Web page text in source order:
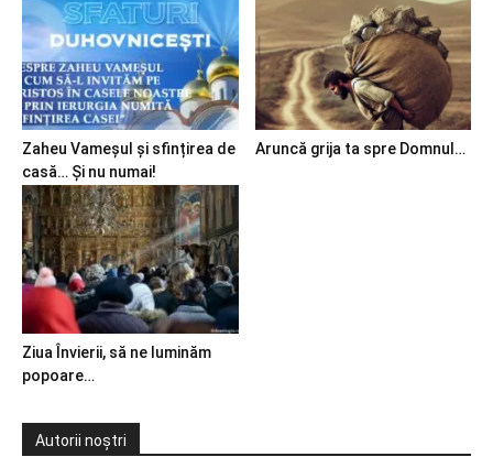
Zaheu Vameșul și sfințirea de
casă… Și nu numai!
Aruncă grija ta spre Domnul…
Ziua Învierii, să ne luminăm
popoare…
Autorii noștri